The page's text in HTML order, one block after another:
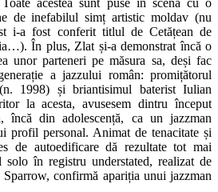
de inefabilul simț artistic moldav (nu
i-a fost conferit titlul de Cetățean de
În plus, Zlat și-a demonstrat încă o
unor parteneri pe măsura sa, deși fac
a jazzului român: promițătorul
1998) și briantisimul baterist Iulian
la acesta, avusesem dintru început
încă din adolescență, ca un jazzman
profil personal. Animat de tenacitate și
de autoedificare dă rezultate tot mai
solo în registru understated, realizat de
confirmă apariția unui jazzman